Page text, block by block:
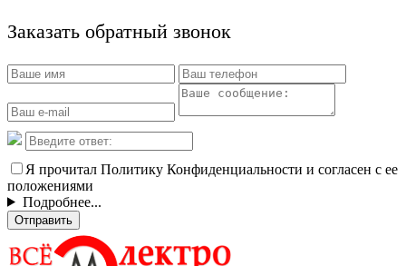
Заказать обратный звонок
Я прочитал Политику Конфиденциальности и согласен с ее
положениями
Подробнее...
Отправить